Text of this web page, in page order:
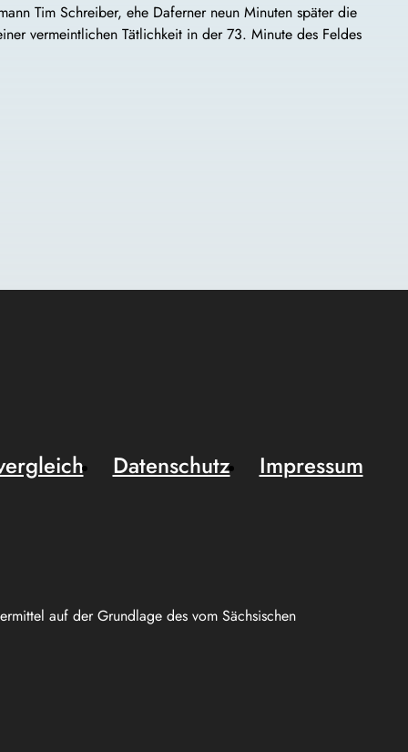
Tim Schreiber, ehe Daferner neun Minuten später die
vermeintlichen Tätlichkeit in der 73. Minute des Feldes
auf der Grundlage des vom Sächsischen
Datenschutz
Impressum